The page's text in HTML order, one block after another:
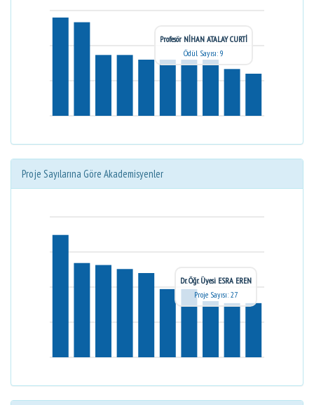
Profesör NİHAN ATALAY CURTİ
Ödül Sayısı: 9
Proje Sayılarına Göre Akademisyenler
Dr. Öğr. Üyesi ESRA EREN
Proje Sayısı: 27